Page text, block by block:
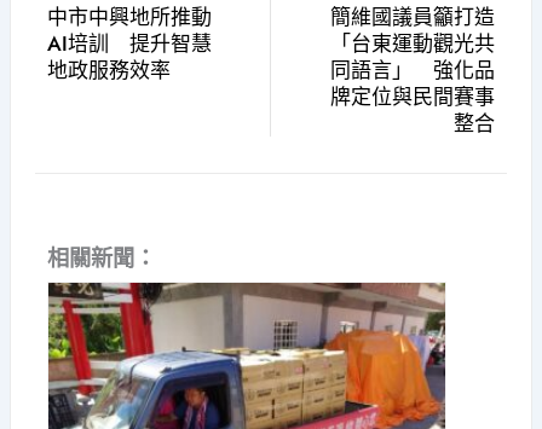
中市中興地所推動
AI培訓 提升智慧
地政服務效率
簡維國議員籲打造
「台東運動觀光共
同語言」 強化品
牌定位與民間賽事
整合
相關新聞：